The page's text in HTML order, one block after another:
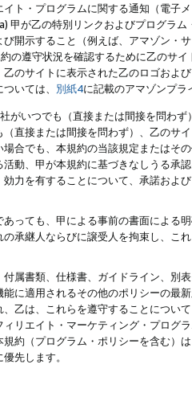
ト・プログラムに関する通知（電子
甲が乙の特別リンクおよびプログラ
開示すること（例えば、アマゾン・
の遵守状況を確認するために乙のサ
のサイトに表示された乙のロゴおよ
いては、 別紙4に記載のアマゾンプ
がいつでも（直接または間接を問わ
直接または間接を問わず）、乙のサ
合でも、本規約の当該規定またはそ
動、甲が本規約に基づきなしうる承
力を有することについて、承諾およ
っても、甲による事前の書面による
承継人ならびに譲受人を拘束し、こ
属書類、仕様書、ガイドライン、別
に適用されるその他のポリシーの最
、乙は、これらを遵守することにつ
リエイト・マーケティング・プログ
約（プログラム・ポリシーを含む）
先します。